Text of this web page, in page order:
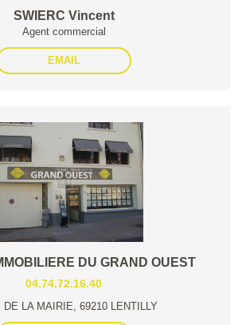
SWIERC Vincent
Agent commercial
EMAIL
DU GRAND OUEST
04.74.72.16.40
DE LA MAIRIE, 69210 LENTILLY